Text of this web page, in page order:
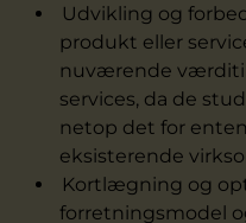
Udvikling og
produkt eller
nuværende
services, da de
netop det for
eksisterende
Kortlægning og
forretningsmodel